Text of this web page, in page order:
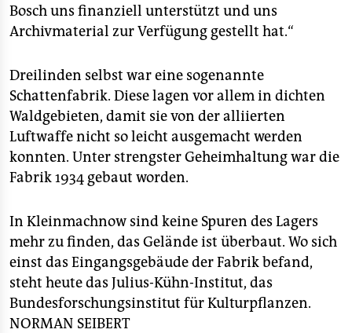
Bosch uns finanziell unterstützt und uns
Archivmaterial zur Verfügung gestellt hat.“
Dreilinden selbst war eine sogenannte
Schattenfabrik. Diese lagen vor allem in dichten
Waldgebieten, damit sie von der alliierten
Luftwaffe nicht so leicht ausgemacht werden
konnten. Unter strengster Geheimhaltung war die
Fabrik 1934 gebaut worden.
In Kleinmachnow sind keine Spuren des Lagers
mehr zu finden, das Gelände ist überbaut. Wo sich
einst das Eingangsgebäude der Fabrik befand,
steht heute das Julius-Kühn-Institut, das
Bundesforschungsinstitut für Kulturpflanzen.
NORMAN SEIBERT